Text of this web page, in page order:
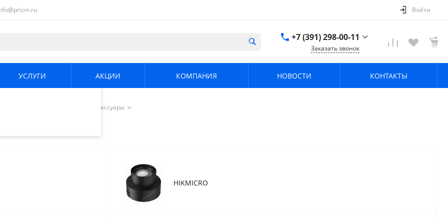
и
Продолжая
использования.
.
Войти
+7 (391) 298-00-11
г. Красноярск, пер.
Заказать звонок
УСЛУГИ АКЦИИ КОМПАНИЯ НОВОСТИ КОНТАКТЫ
Аксессуары
HIKMICRO